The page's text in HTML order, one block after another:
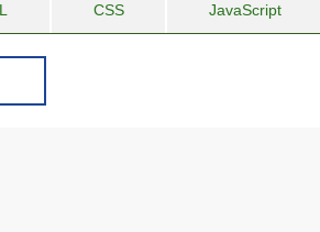
CSS JavaScript